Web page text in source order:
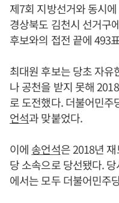
제7회 지방선거와 동시
경상북도 김천시 선거구
후보와의 접전 끝에 493
최대원 후보는 당초 자
나 공천을 받지 못해
로 도전했다. 더불어민
언석과 맞붙었다.
이에 송언석은 2018년
당 소속으로 당선됐다.
에서는 모두 더불어민주